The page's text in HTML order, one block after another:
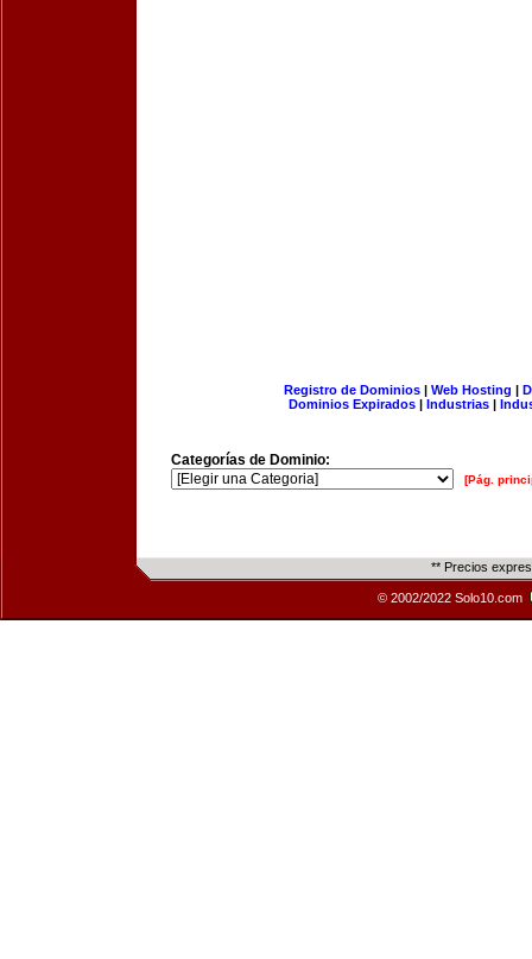
Registro de Dominios| Web Hosting |
Dominios Expirados | Industrias |
Categorías de Dominio:
[Pág.
** Precios
© 2002/2022 Solo10.com